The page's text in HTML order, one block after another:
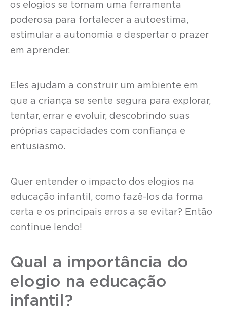
os elogios se tornam uma ferramenta
poderosa para fortalecer a autoestima,
estimular a autonomia e despertar o prazer
em aprender.
Eles ajudam a construir um ambiente em
que a criança se sente segura para explorar,
tentar, errar e evoluir, descobrindo suas
próprias capacidades com confiança e
entusiasmo.
Quer entender o impacto dos elogios na
educação infantil, como fazê-los da forma
certa e os principais erros a se evitar? Então
continue lendo!
Qual a importância do
elogio na educação
infantil?